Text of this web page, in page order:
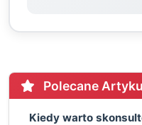
Polecane
Kiedy warto